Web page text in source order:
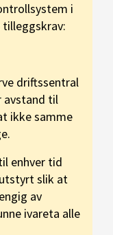
i
driftssentral
avstand til
ikke samme
enhver tid
slik at
av
ivareta alle